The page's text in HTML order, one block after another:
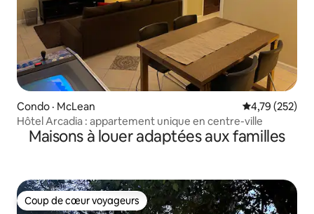
Condo · McLean Note
4,79 (252)
Hôtel Arcadia : appartement unique en centre-ville
Maisons à louer adaptées aux familles
Coup de cœur voyageurs
Coup de cœur voyageurs